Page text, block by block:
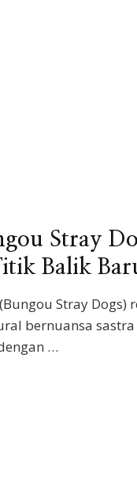
Stray
Balik
Stray Dogs)
bernuansa
…